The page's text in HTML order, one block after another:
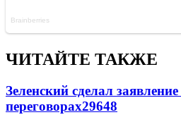
ЧИТАЙТЕ ТАКЖЕ
Зеленский сделал
переговорах29648